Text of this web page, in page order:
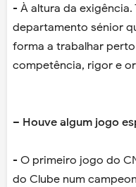
- À altura da
departamento sénior
forma a trabalhar
competência, rigor e
– Houve algum jogo
- O primeiro jogo do
do Clube num